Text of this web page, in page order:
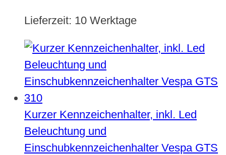
Lieferzeit: 10 Werktage
Kurzer Kennzeichenhalter, inkl. Led
Beleuchtung und
Einschubkennzeichenhalter Vespa GTS